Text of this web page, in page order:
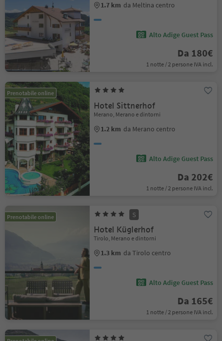
1.7 km da Meltina centro
Alto Adige Guest Pass
Da 180€
1 notte / 2 persone IVA incl.
Prenotabile online
Hotel Sittnerhof
Merano, Merano e dintorni
1.2 km da Merano centro
Alto Adige Guest Pass
Da 202€
1 notte / 2 persone IVA incl.
Prenotabile online S
Hotel Küglerhof
Tirolo, Merano e dintorni
1.3 km da Tirolo centro
Alto Adige Guest Pass
Da 165€
1 notte / 2 persone IVA incl.